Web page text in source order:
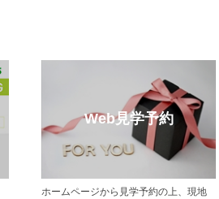
見学予約
ら見学予約の上、現地
オー
今週開催予定の